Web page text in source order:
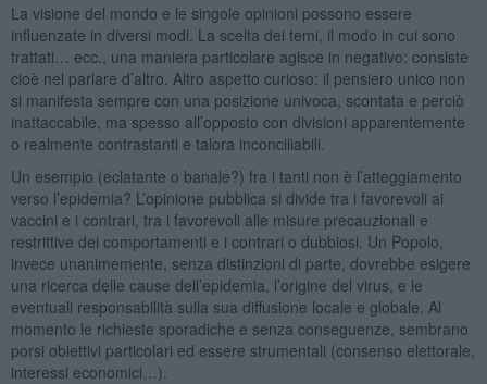
La visione del mondo e le singole opinioni possono essere
influenzate in diversi modi. La scelta dei temi, il modo in cui sono
trattati… ecc., una maniera particolare agisce in negativo: consiste
cioè nel parlare d’altro. Altro aspetto curioso: il pensiero unico non
si manifesta sempre con una posizione univoca, scontata e perciò
inattaccabile, ma spesso all’opposto con divisioni apparentemente
o realmente contrastanti e talora inconciliabili.
Un esempio (eclatante o banale?) fra i tanti non è l’atteggiamento
verso l’epidemia? L’opinione pubblica si divide tra i favorevoli ai
vaccini e i contrari, tra i favorevoli alle misure precauzionali e
restrittive dei comportamenti e i contrari o dubbiosi. Un Popolo,
invece unanimemente, senza distinzioni di parte, dovrebbe esigere
una ricerca delle cause dell’epidemia, l’origine del virus, e le
eventuali responsabilità sulla sua diffusione locale e globale. Al
momento le richieste sporadiche e senza conseguenze, sembrano
porsi obiettivi particolari ed essere strumentali (consenso elettorale,
interessi economici…).